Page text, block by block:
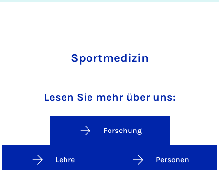
Sportmedizin
Lesen Sie mehr über uns:
Forschung
Lehre Personen